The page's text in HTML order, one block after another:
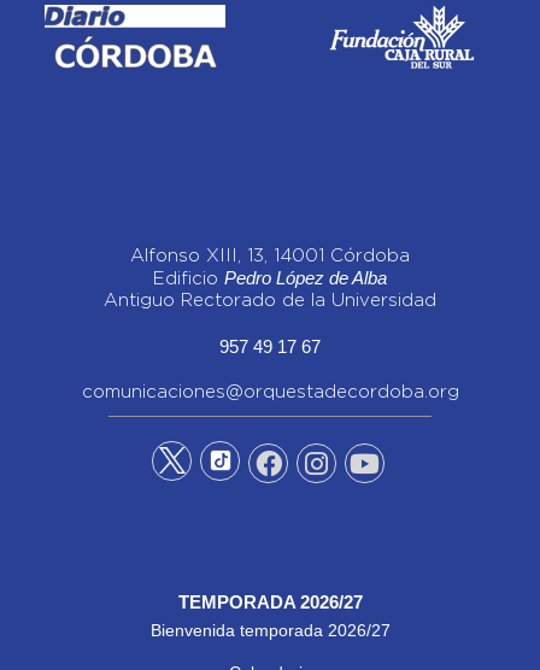
Alfonso XIII, 13, 14001 Córdoba
Edificio Pedro López de Alba
Antiguo Rectorado de la Universidad
957 49 17 67
comunicaciones@orquestadecordoba.org
TEMPORADA 2026/27
Bienvenida temporada 2026/27